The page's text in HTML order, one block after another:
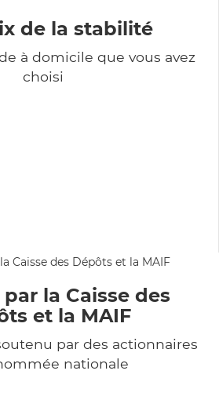
de la stabilité
à domicile que vous avez
choisi
la Caisse des
et la MAIF
par des actionnaires
nationale